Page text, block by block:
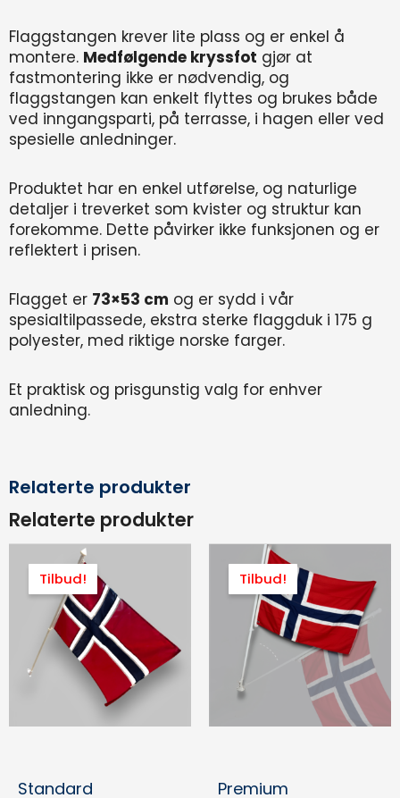
Flaggstangen krever lite plass og er enkel å
montere. Medfølgende kryssfot gjør at
fastmontering ikke er nødvendig, og
flaggstangen kan enkelt flyttes og brukes både
ved inngangsparti, på terrasse, i hagen eller ved
spesielle anledninger.
Produktet har en enkel utførelse, og naturlige
detaljer i treverket som kvister og struktur kan
forekomme. Dette påvirker ikke funksjonen og er
reflektert i prisen.
Flagget er 73×53 cm og er sydd i vår
spesialtilpassede, ekstra sterke flaggduk i 175 g
polyester, med riktige norske farger.
Et praktisk og prisgunstig valg for enhver
anledning.
Relaterte produkter
Relaterte produkter
Tilbud!
Standard
kr 450,00kr 360,00.
kr 350,00kr 280,00.
Tilbud!
Premium
var:
kr
er:
kr
har
flere
kan
på